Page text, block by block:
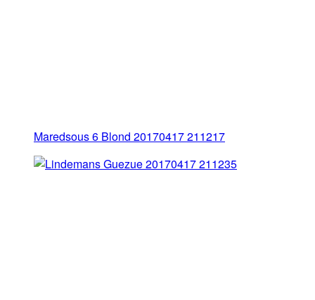
Maredsous 6 Blond 20170417 211217